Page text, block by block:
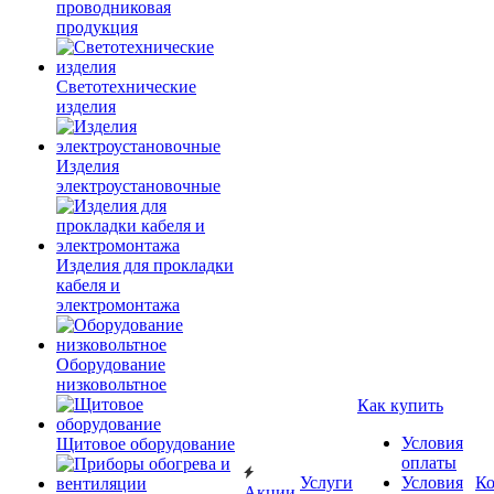
проводниковая
продукция
Светотехнические
изделия
Изделия
электроустановочные
Изделия для прокладки
кабеля и
электромонтажа
Оборудование
низковольтное
Щитовое оборудование
Услуги
Как купить
Условия
оплаты
Условия